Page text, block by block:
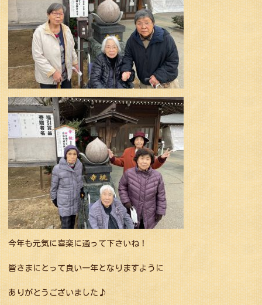
今年も元気に喜楽に通って下さいね！
皆さまにとって良い一年となりますように
ありがとうございました♪